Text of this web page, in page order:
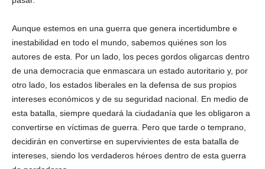
Aunque estemos en una guerra que genera incertidumbre e
inestabilidad en todo el mundo, sabemos quiénes son los
autores de esta. Por un lado, los peces gordos oligarcas dentro
de una democracia que enmascara un estado autoritario y, por
otro lado, los estados liberales en la defensa de sus propios
intereses económicos y de su seguridad nacional. En medio de
esta batalla, siempre quedará la ciudadanía que les obligaron a
convertirse en víctimas de guerra. Pero que tarde o temprano,
decidirán en convertirse en supervivientes de esta batalla de
intereses, siendo los verdaderos héroes dentro de esta guerra